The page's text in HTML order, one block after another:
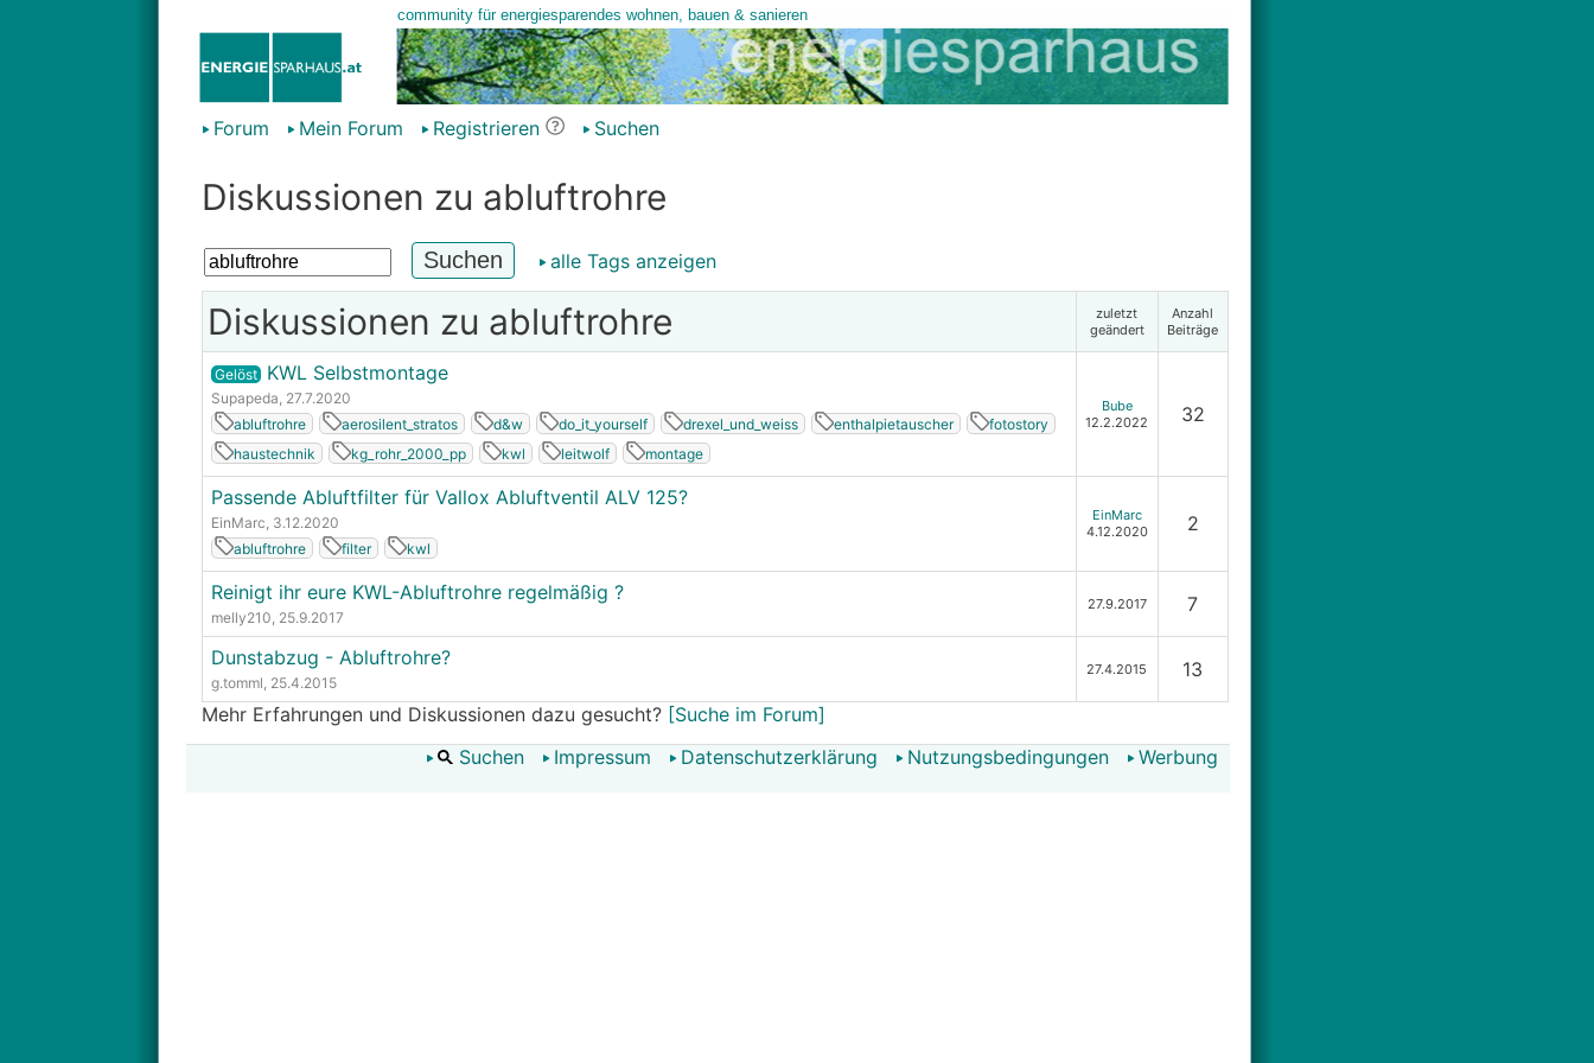
Forum Mein Forum Registrieren Suchen
Diskussionen zu abluftrohre
alle Tags anzeigen
Diskussionen zu abluftrohre
zuletzt
geändert
Anzahl
Beiträge
Gelöst KWL Selbstmontage
Supapeda, 27.7.2020
abluftrohre
aerosilent_stratos d&w do_it_yourself drexel_und_weiss enthalpietauscher
fotostory
haustechnik
kg_rohr_2000_pp kwl leitwolf montage
Bube
12.2.2022
32
Passende Abluftfilter für Vallox Abluftventil ALV 125?
EinMarc, 3.12.2020
abluftrohre
filter kwl
EinMarc
4.12.2020
2
Reinigt ihr eure KWL-Abluftrohre regelmäßig ?
melly210, 25.9.2017
27.9.2017 7
Dunstabzug - Abluftrohre?
g.tomml, 25.4.2015
27.4.2015
13
Mehr Erfahrungen und Diskussionen dazu gesucht? [Suche im Forum]
Suchen
Impressum Datenschutzerklärung Nutzungsbedingungen Werbung